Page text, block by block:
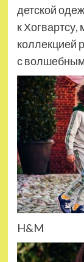
детской
к Хогвартсу,
коллекцией
с
H&M